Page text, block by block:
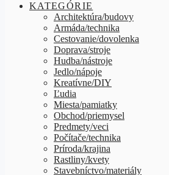
KATEGÓRIE
Architektúra/budovy
Armáda/technika
Cestovanie/dovolenka
Doprava/stroje
Hudba/nástroje
Jedlo/nápoje
Kreatívne/DIY
Ľudia
Miesta/pamiatky
Obchod/priemysel
Predmety/veci
Počítače/technika
Príroda/krajina
Rastliny/kvety
Stavebníctvo/materiály